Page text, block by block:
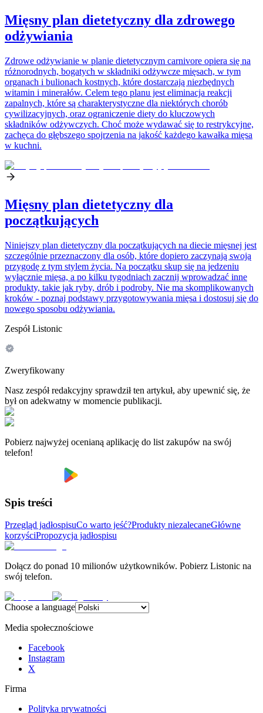
Mięsny plan dietetyczny dla zdrowego
odżywiania
Zdrowe odżywianie w planie dietetycznym carnivore opiera się na
różnorodnych, bogatych w składniki odżywcze mięsach, w tym
organach i bulionach kostnych, które dostarczają niezbędnych
witamin i minerałów. Celem tego planu jest eliminacja reakcji
zapalnych, które są charakterystyczne dla niektórych chorób
cywilizacyjnych, oraz ograniczenie diety do kluczowych
składników odżywczych. Choć może wydawać się to restrykcyjne,
zachęca do głębszego spojrzenia na jakość każdego kawałka mięsa
w kuchni.
Mięsny plan dietetyczny dla
początkujących
Niniejszy plan dietetyczny dla początkujących na diecie mięsnej jest
szczególnie przeznaczony dla osób, które dopiero zaczynają swoją
przygodę z tym stylem życia. Na początku skup się na jedzeniu
wyłącznie mięsa, a po kilku tygodniach zacznij wprowadzać inne
produkty, takie jak ryby, drób i podroby. Nie ma skomplikowanych
kroków - poznaj podstawy przygotowywania mięsa i dostosuj się do
nowego sposobu odżywiania.
Zespół Listonic
Zweryfikowany
Nasz zespół redakcyjny sprawdził ten artykuł, aby upewnić się, że
był on adekwatny w momencie publikacji.
Pobierz najwyżej ocenianą aplikację do list zakupów na swój
telefon!
Spis treści
Przegląd jadłospisuCo warto jeść?Produkty niezalecaneGłówne
korzyściPropozycja jadłospisu
Dołącz do ponad 10 milionów użytkowników. Pobierz Listonic na
swój telefon.
Choose a language
Media społecznościowe
Facebook
Instagram
X
Firma
Polityka prywatności